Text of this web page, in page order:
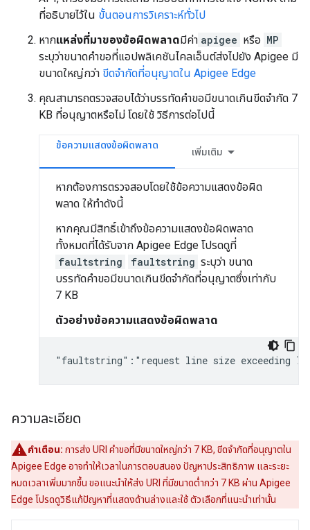
ที่อธิบายไว้ใน ขั้นตอนการวิเคราะห์ทั่วไป
หากแหล่งที่มาของข้อผิดพลาดมีค่า apigee หรือ MP
ระบุว่าขนาดคำขอที่แอปพลิเคชันไคลเอ็นต์ส่งไปยัง Apigee มี
ขนาดใหญ่กว่า ขีดจำกัดที่อนุญาตใน Apigee Edge
คุณสามารถตรวจสอบได้ว่าบรรทัดคำขอมีขนาดเกินขีดจำกัด 7
KB ที่อนุญาตหรือไม่ โดยใช้ วิธีการต่อไปนี้
ข้อความแสดงข้อผิดพลาด
เพิ่มเติม
หากต้องการตรวจสอบโดยใช้ข้อความแสดงข้อผิด
พลาด ให้ทำดังนี้
หากคุณมีสิทธิ์เข้าถึงข้อความแสดงข้อผิดพลาด
ทั้งหมดที่ได้รับจาก Apigee Edge โปรดดูที่
faultstring
faultstring ระบุว่า ขนาด
บรรทัดคําขอมีขนาดเกินขีดจำกัดที่อนุญาตซึ่งเท่ากับ
7 KB
ตัวอย่างข้อความแสดงข้อผิดพลาด
"faultstring":"request line size exceeding
ความละเอียด
คำเตือน: การส่ง URI คำขอที่มีขนาดใหญ่กว่า 7 KB, ขีดจำกัดที่อนุญาตใน
Apigee Edge อาจทำให้เวลาในการตอบสนอง ปัญหาประสิทธิภาพ และระยะ
หมดเวลาเพิ่มมากขึ้น ขอแนะนำให้ส่ง URI ที่มีขนาดต่ำกว่า 7 KB ผ่าน Apigee
Edge โปรดดูวิธีแก้ปัญหาที่แสดงด้านล่างและใช้ ตัวเลือกที่แนะนำเท่านั้น